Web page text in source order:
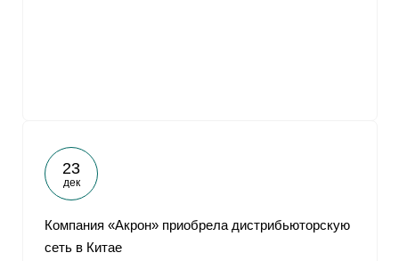
23
дек
Компания «Акрон» приобрела дистрибьюторскую
сеть в Китае